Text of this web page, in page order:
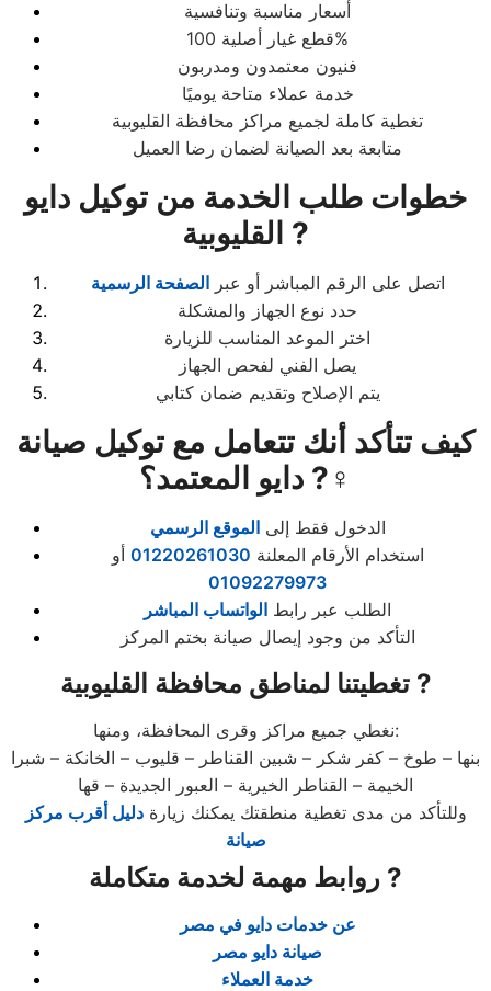
أسعار مناسبة وتنافسية
قطع غيار أصلية 100%
فنيون معتمدون ومدربون
خدمة عملاء متاحة يوميًا
تغطية كاملة لجميع مراكز محافظة القليوبية
متابعة بعد الصيانة لضمان رضا العميل
خطوات طلب الخدمة من توكيل دايو
القليوبية ?
اتصل على الرقم المباشر أو عبرالصفحة الرسمية
حدد نوع الجهاز والمشكلة
اختر الموعد المناسب للزيارة
يصل الفني لفحص الجهاز
يتم الإصلاح وتقديم ضمان كتابي
كيف تتأكد أنك تتعامل مع توكيل صيانة
دايو المعتمد؟ ?️‍♀️
الدخول فقط إلىالموقع الرسمي
استخدام الأرقام المعلنة 01220261030 أو
01092279973
الطلب عبر رابط الواتساب المباشر
التأكد من وجود إيصال صيانة بختم المركز
تغطيتنا لمناطق محافظة القليوبية ?
نغطي جميع مراكز وقرى المحافظة، ومنها:
بنها – طوخ – كفر شكر – شبين القناطر – قليوب – الخانكة – شبرا
الخيمة – القناطر الخيرية – العبور الجديدة – قها
وللتأكد من مدى تغطية منطقتك يمكنك زيارةدليل أقرب مركز
صيانة
روابط مهمة لخدمة متكاملة ?
عن خدمات دايو في مصر
صيانة دايو مصر
خدمة العملاء